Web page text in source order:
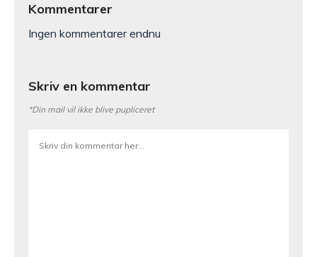
Kommentarer
Ingen kommentarer endnu
Skriv en kommentar
*Din mail vil ikke blive pupliceret